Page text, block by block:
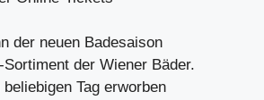
der neuen Badesaison
der Wiener Bäder.
Tag erworben